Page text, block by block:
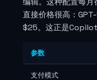
直接价格很高：
$25。这正是Copilot
参数
支付模式